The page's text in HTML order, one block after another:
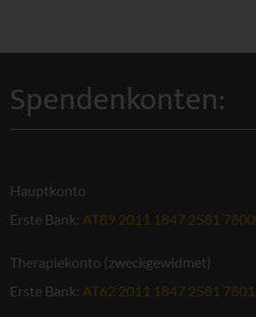
Spendenkonten:
Hauptkonto
Erste Bank: AT89 2011 1847 2581 7800
Therapiekonto (zweckgewidmet)
Erste Bank: AT62 2011 1847 2581 7801